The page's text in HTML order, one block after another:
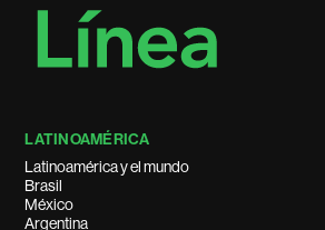
LATINOAMÉRICA
Latinoamérica y el mundo
Brasil
México
Argentina